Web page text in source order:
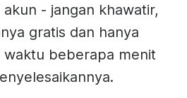
- jangan khawatir,
gratis dan hanya
beberapa menit